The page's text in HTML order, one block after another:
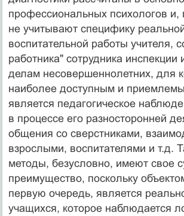
профессиональных психологов и,
не учитывают специфику
воспитательной работы учителя,
работника" сотрудника инспекции
делам несовершеннолетних, для
наиболее доступным и
является педагогическое
в процессе его разносторонней
общения со сверстниками,
взрослыми, воспитателями и т.д.
методы, безусловно, имеют свое
преимущество, поскольку
первую очередь, является
учащихся, которое наблюдается